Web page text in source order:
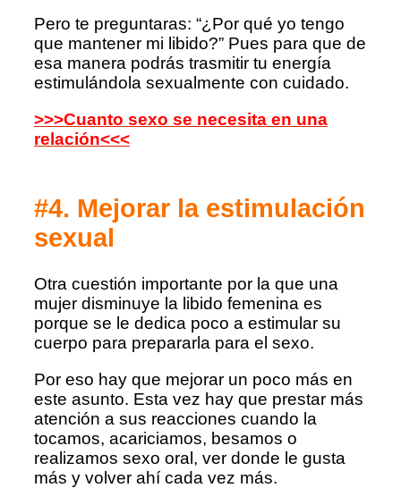
Pero te preguntaras: “¿Por qué yo tengo
que mantener mi libido?” Pues para que de
esa manera podrás trasmitir tu energía
estimulándola sexualmente con cuidado.
>>>Cuanto sexo se necesita en una
relación<<<
#4. Mejorar la estimulación
sexual
Otra cuestión importante por la que una
mujer disminuye la libido femenina es
porque se le dedica poco a estimular su
cuerpo para prepararla para el sexo.
Por eso hay que mejorar un poco más en
este asunto. Esta vez hay que prestar más
atención a sus reacciones cuando la
tocamos, acariciamos, besamos o
realizamos sexo oral, ver donde le gusta
más y volver ahí cada vez más.